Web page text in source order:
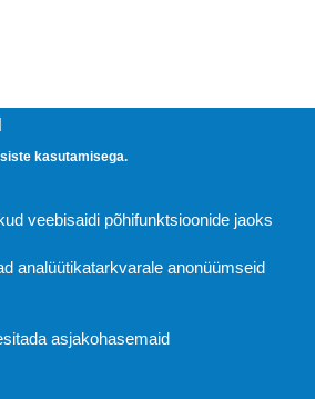
Uudised
PEGASUS OÜ © 2020
29 (A korpus VI korrus), Tallinn
kasutamisega.
veebisaidi põhifunktsioonide jaoks
analüütikatarkvarale anonüümseid
asjakohasemaid